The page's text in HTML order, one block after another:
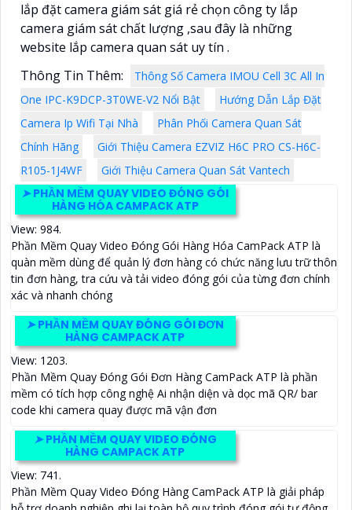
lắp đặt camera giám sát giá rẻ chọn công ty lắp
camera giám sát chất lượng ,sau đây là những
website lắp camera quan sát uy tín .
Thông Tin Thêm:
Thông Số Camera IMOU Cell 3C All In
One IPC-K9DCP-3T0WE-V2 Nổi Bật
Hướng Dẫn Lắp Đặt
Camera Ip Wifi Tại Nhà
Phân Phối Camera Quan Sát
Chính Hãng
Giới Thiệu Camera EZVIZ H6C PRO CS-H6C-
R105-1J4WF
Giới Thiệu Camera Quan Sát Vantech
➤PHẦN MỀM QUAY VIDEO ĐÓNG GÓI
HÀNG HÓA CAMPACK ATP
View: 984.
Phần Mềm Quay Video Đóng Gói Hàng Hóa CamPack ATP là
quàn mềm dùng để quản lý đơn hàng có chức năng lưu trữ thôn
tin đơn hàng, tra cứu và tải video đóng gói của từng đơn chính
xác và nhanh chóng
➤PHẦN MỀM QUAY ĐÓNG GÓI ĐƠN
HÀNG CAMPACK ATP
View: 1203.
Phần Mềm Quay Đóng Gói Đơn Hàng CamPack ATP là phần
mềm có tích hợp công nghệ Ai nhận diện và dọc mã QR/ bar
code khi camera quay được mã vận đơn
➤PHẦN MỀM QUAY VIDEO ĐÓNG
HÀNG CAMPACK ATP
View: 741.
Phần Mềm Quay Video Đóng Hàng CamPack ATP là giải pháp